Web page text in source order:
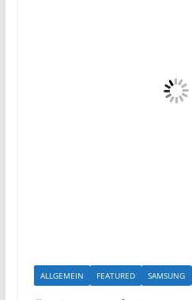
ALLGEMEIN FEATURED SAMSUNG